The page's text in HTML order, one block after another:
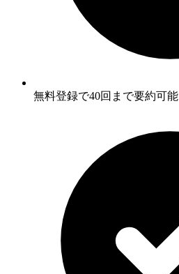
無料登録で40回まで要約可能